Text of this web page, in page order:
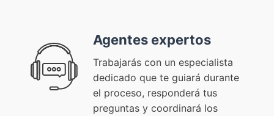
Agentes expertos
Trabajarás con un especialista
dedicado que te guiará durante
el proceso, responderá tus
preguntas y coordinará los